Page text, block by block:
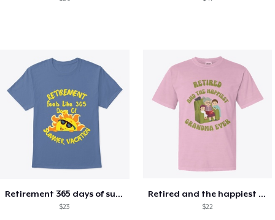
Retirement 365 days of summer vacation
$23
Retired and the happiest grandma ever
$22